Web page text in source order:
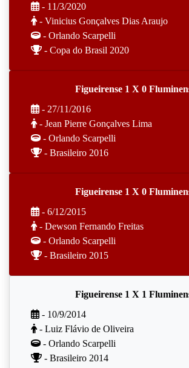
- 11/3/2020
- Vinicius Gonçalves Dias Araujo
- Orlando Scarpelli
- Copa do Brasil 2020
Figueirense 1 X 0
- 27/11/2016
- Jean Pierre Gonçalves Lima
- Orlando Scarpelli
- Brasileiro 2016
Figueirense 1 X 0
- 6/12/2015
- Dewson Fernando Freitas
- Orlando Scarpelli
- Brasileiro 2015
Figueirense 1 X 1
- 10/9/2014
- Luiz Flávio de Oliveira
- Orlando Scarpelli
- Brasileiro 2014